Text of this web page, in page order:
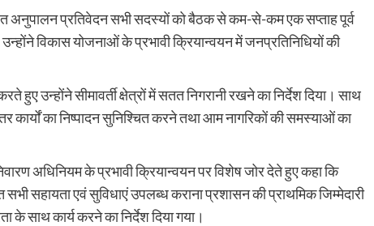
अनुपालन प्रतिवेदन सभी सदस्यों को बैठक से कम-से-कम एक सप्ताह पूर्व
विकास योजनाओं के प्रभावी क्रियान्वयन में जनप्रतिनिधियों की
उन्होंने सीमावर्ती क्षेत्रों में सतत निगरानी रखने का निर्देश दिया। साथ
कार्यों का निष्पादन सुनिश्चित करने तथा आम नागरिकों की समस्याओं का
अधिनियम के प्रभावी क्रियान्वयन पर विशेष जोर देते हुए कहा कि
सभी सहायता एवं सुविधाएं उपलब्ध कराना प्रशासन की प्राथमिक जिम्मेदारी
साथ कार्य करने का निर्देश दिया गया।